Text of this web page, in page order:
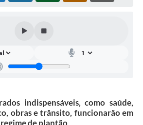
indispensáveis, como saúde,
obras e trânsito, funcionarão em
regime de plantão